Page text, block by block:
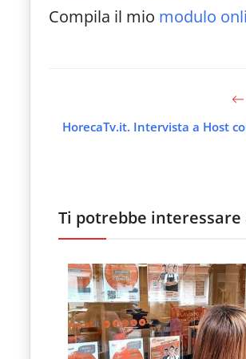
le
Horeca.
Compila il mio modulo
HorecaTv.it. Intervista a Host
Ti potrebbe interessare